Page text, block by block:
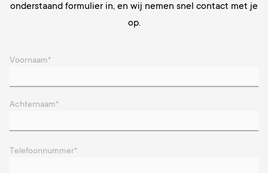
onderstaand formulier in, en wij nemen snel contact met je
op.
Voornaam*
Achternaam*
Telefoonnummer*